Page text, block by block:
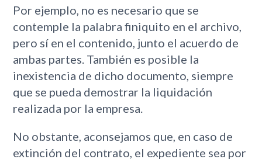
Por ejemplo, no es necesario que se
contemple la palabra finiquito en el archivo,
pero sí en el contenido, junto el acuerdo de
ambas partes. También es posible la
inexistencia de dicho documento, siempre
que se pueda demostrar la liquidación
realizada por la empresa.
No obstante, aconsejamos que, en caso de
extinción del contrato, el expediente sea por